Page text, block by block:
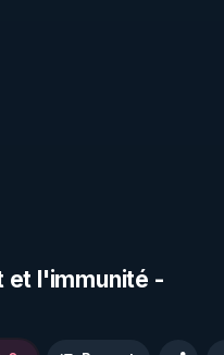
et l'immunité -